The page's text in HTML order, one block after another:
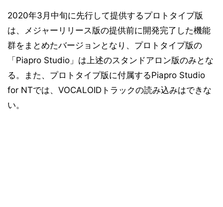
2020年3月中旬に先行して提供するプロトタイプ版
は、メジャーリリース版の提供前に開発完了した機能
群をまとめたバージョンとなり、プロトタイプ版の
「Piapro Studio」は上述のスタンドアロン版のみとな
る。また、プロトタイプ版に付属するPiapro Studio
for NTでは、VOCALOIDトラックの読み込みはできな
い。